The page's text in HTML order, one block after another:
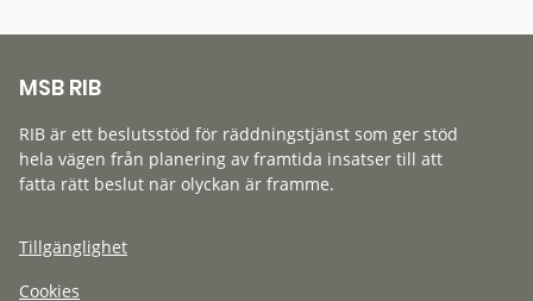
MSB RIB
RIB är ett beslutsstöd för räddningstjänst som ger stöd
hela vägen från planering av framtida insatser till att
fatta rätt beslut när olyckan är framme.
Tillgänglighet
Cookies